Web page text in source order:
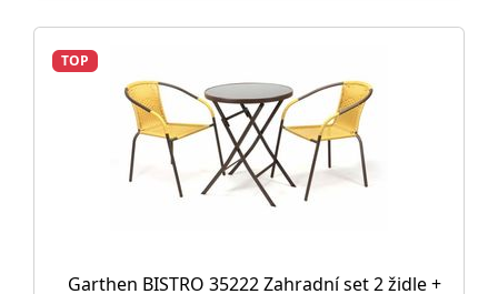
TOP
Garthen BISTRO 35222 Zahradní set 2 židle +